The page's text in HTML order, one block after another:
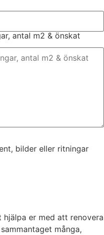
antal m2 & önskat
bilder eller ritningar
er med att renovera
många,